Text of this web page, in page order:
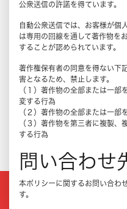
公衆送信の許諾を得ています。
自動公衆送信では、お客様が個
は専用の回線を通して著作物を
することが認められています。
著作権保有者の同意を得ない下
害となるため、禁止します。
（１） 著作物の全部または一部
変する行為
（２） 著作物の全部または一部
（３） 著作物を第三者に複製、
する行為
問い合わせ
本ポリシーに関するお問い合わ
す。